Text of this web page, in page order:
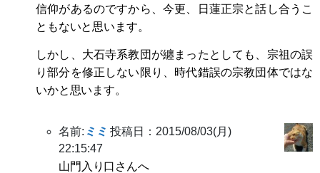
信仰があるのですから、今更、日蓮正宗と話し合うこ
ともないと思います。
しかし、大石寺系教団が纏まったとしても、宗祖の誤
り部分を修正しない限り、時代錯誤の宗教団体ではな
いかと思います。
名前: ミミ 投稿日：2015/08/03(月)
22:15:47
山門入り口さんへ